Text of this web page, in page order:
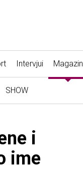
Intervjui Magazin
SHOW
i
ime